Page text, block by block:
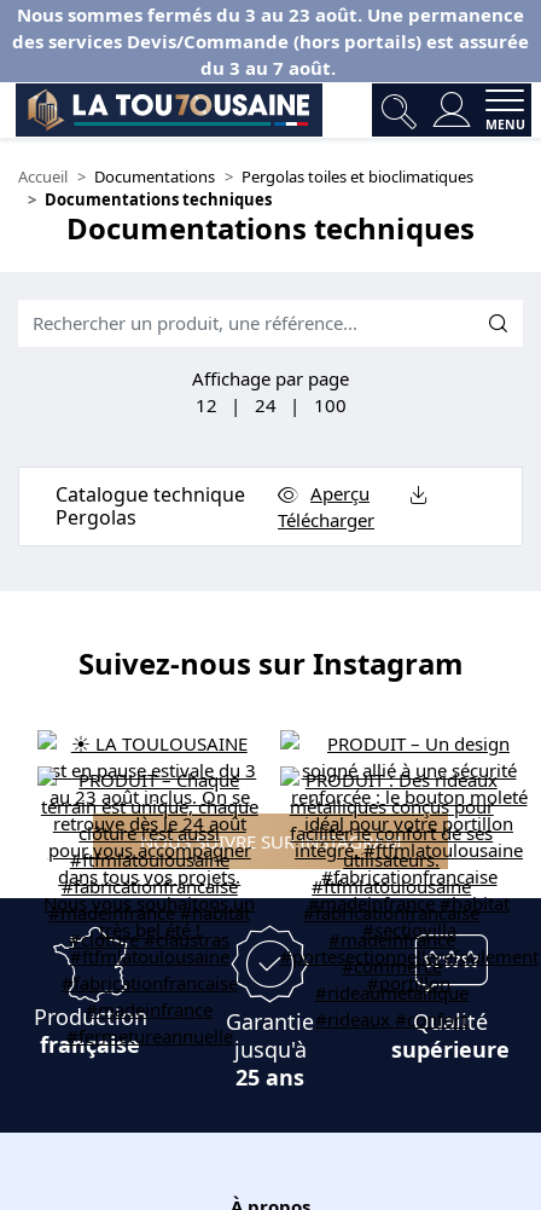
Nous sommes fermés du 3 au 23 août. Une permanence
des services Devis/Commande (hors portails) est assurée
du 3 au 7 août.
MENU
Accueil Documentations
Pergolas toiles et bioclimatiques
Documentations techniques
Documentations techniques
Affichage par page
12
| 24 | 100
Catalogue technique
Pergolas
Aperçu
Télécharger
Suivez-nous sur Instagram
NOUS SUIVRE SUR INSTAGRAM
Production
française
Garantie
jusqu'à
25 ans
Qualité
supérieure